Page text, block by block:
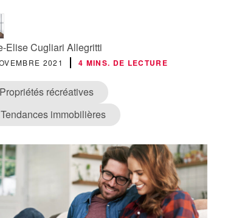
Elise Cugliari Allegritti
2021 4 MINS. DE LECTURE
Propriétés récréatives
Tendances immobilières